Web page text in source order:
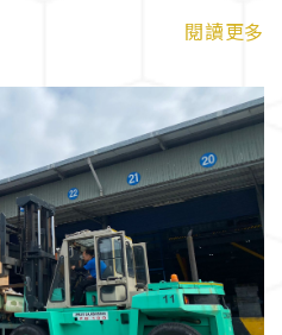
閱讀更多